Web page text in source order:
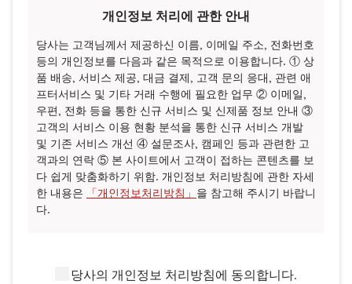
개인정보 처리에 관한 안내
당사는 고객님께서 제공하신 이름, 이메일 주소, 전화번호
등의 개인정보를 다음과 같은 목적으로 이용합니다. ① 상
품 배송, 서비스 제공, 대금 결제, 고객 문의 응대, 관련 애
프터서비스 및 기타 거래 수행에 필요한 업무 ② 이메일,
우편, 전화 등을 통한 신규 서비스 및 신제품 정보 안내 ③
고객의 서비스 이용 현황 분석을 통한 신규 서비스 개발
및 기존 서비스 개선 ④ 설문조사, 캠페인 등과 관련한 고
객과의 연락 ⑤ 본 사이트에서 고객이 접하는 콘텐츠를 보
다 쉽게 맞춤화하기 위함. 개인정보 처리방침에 관한 자세
한 내용은
「개인정보처리방침」 을 참고해 주시기 바랍니
다.
당사의 개인정보 처리방침에 동의합니다.